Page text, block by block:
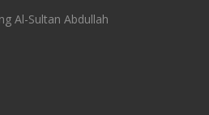
Al-Sultan Abdullah